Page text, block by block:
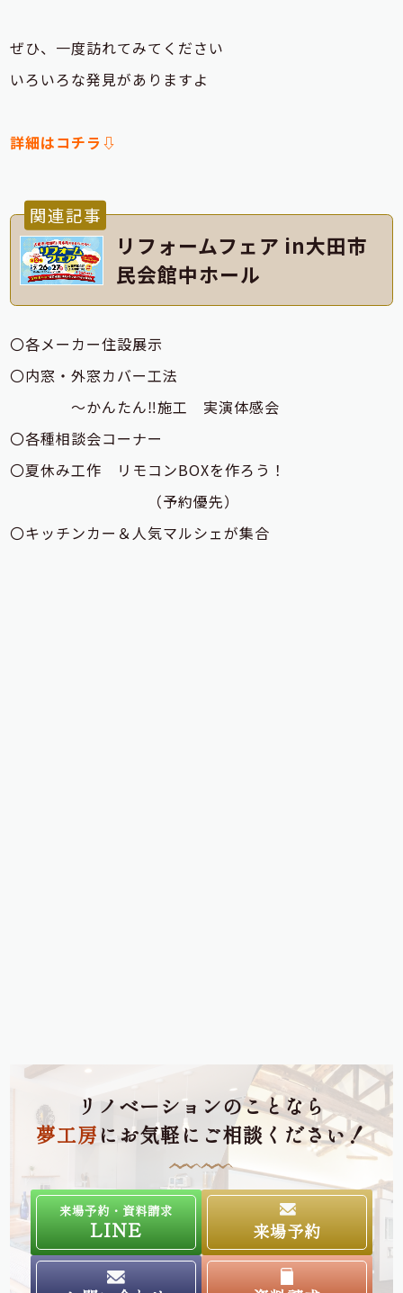
ぜひ、一度訪れてみてください
いろいろな発見がありますよ
詳細はコチラ⇩
関連記事
リフォームフェア in大田市
民会館中ホール
〇各メーカー住設展示
〇内窓・外窓カバー工法
～かんたん‼施工 実演体感会
〇各種相談会コーナー
〇夏休み工作 リモコンBOXを作ろう！
（予約優先）
〇キッチンカー＆人気マルシェが集合
リノベーションのことなら
夢工房にお気軽にご相談ください！
来場予約・資料請求
LINE 来場予約